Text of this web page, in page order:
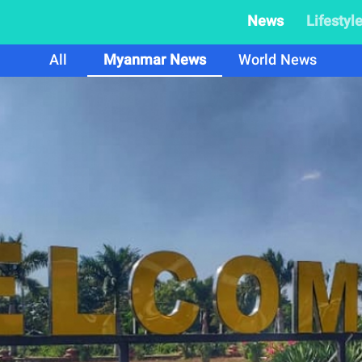
News
Lifestyle
All
Myanmar News World News